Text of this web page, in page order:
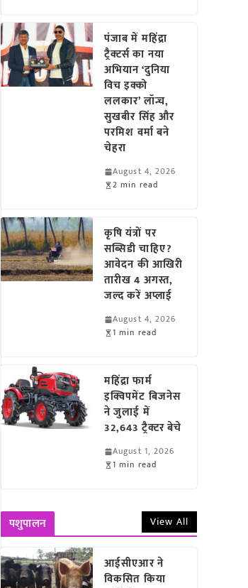
पंजाब में महिंद्रा
ट्रैक्टर्स का नया
अभियान ‘दुनिया
विच इक्को
ललकार’ लॉन्च,
सुखबीर सिंह और
परमिश वर्मा बने
चेहरा
August 4, 2026
2 min read
कृषि यंत्रों पर
सब्सिडी चाहिए?
आवेदन की आखिरी
तारीख 4 अगस्त,
जल्द करें अप्लाई
August 4, 2026
1 min read
महिंद्रा फार्म
इक्विपमेंट बिजनेस
ने जुलाई में
32,643 ट्रैक्टर बेचे
August 1, 2026
1 min read
पशुपालन View All
आईसीएआर ने
विकसित किया